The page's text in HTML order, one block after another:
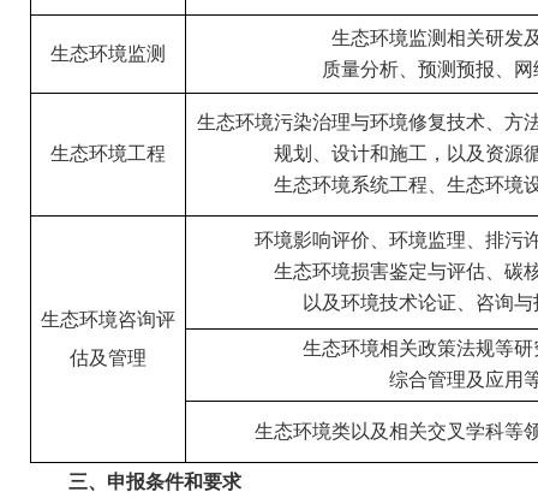
生态环境监测
生态环境监测相关研发
质量分析、预测预报、
生态环境工程
生态环境污染治理与环境修复技术、方
规划、设计和施工，以及资源
生态环境系统工程、生态环境
生态环境咨询评
估及管理
环境影响评价、环境监理、排污
生态环境损害鉴定与评估、碳
以及环境技术论证、咨询
生态环境相关政策法规等
综合管理及应用
生态环境类以及相关交叉学科等
三、申报条件和要求